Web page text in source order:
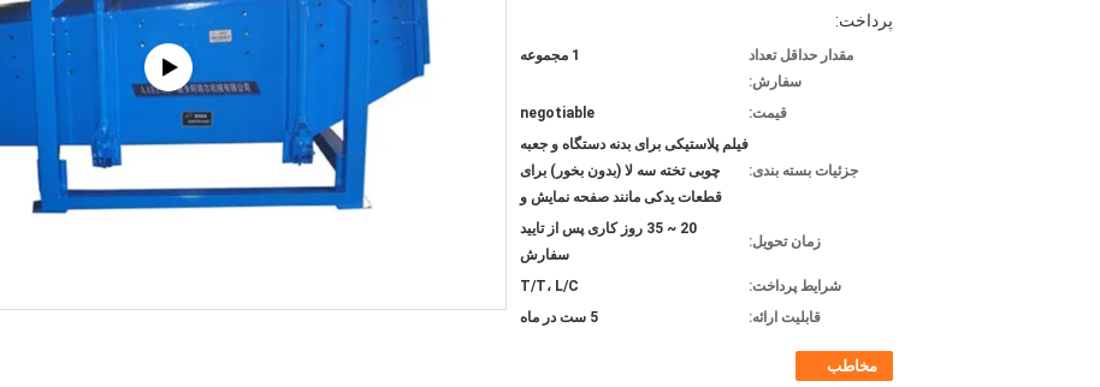
پرداخت:
مقدار حداقل تعداد
سفارش:
1 مجموعه
قیمت: negotiable
جزئیات بسته بندی:
فیلم پلاستیکی برای بدنه دستگاه و جعبه
چوبی تخته سه لا (بدون بخور) برای
قطعات یدکی مانند صفحه نمایش و
زمان تحویل:
20 ~ 35 روز کاری پس از تایید
سفارش
شرایط پرداخت:
T/T، L/C
قابلیت ارائه:
5 ست در ماه
مخاطب